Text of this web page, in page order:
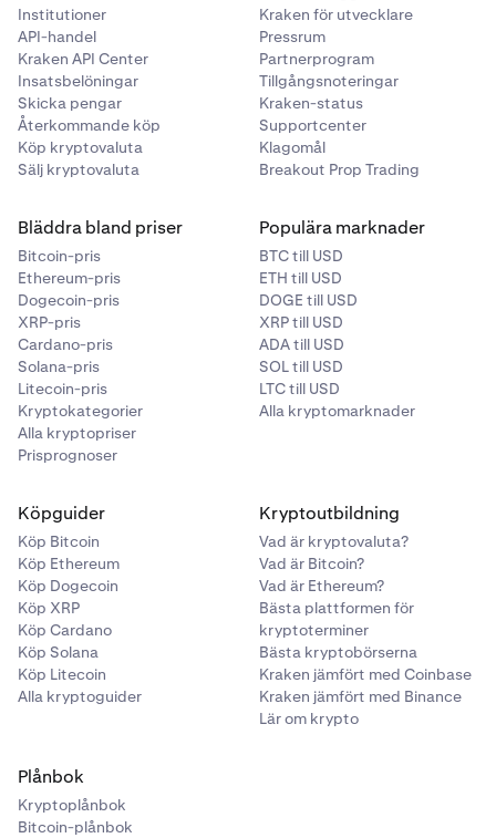
•
Handlare B debiteras en maker-avgift på 0,003 BTC
(0,015 %)
• Båda beloppen överförs omedelbart vid matchning
= 1 / Trade Price * (Fee %) * Quantity = 1 / 50,000 USD/BTC *
0.04% * 100,000 USD = 0.0008 BTC
0.015% * 100,000 USD = 0.0003 BTC
= (Fee %) * Notional Order Value = 0.04% * 2 BTC = 0.0008 BTC
= (Fee %) * Notional Order Value = 0.015% * 2 BTC = 0.0003 BTC
Institutioner
API-handel
Kraken API Center
Insatsbelöningar
Skicka pengar
Återkommande köp
Köp kryptovaluta
Sälj kryptovaluta
Kraken för utvecklare
Pressrum
Partnerprogram
Tillgångsnoteringar
Kraken-status
Supportcenter
Klagomål
Breakout Prop Trading
Bläddra bland priser
Bitcoin-pris
Ethereum-pris
Dogecoin-pris
XRP-pris
Cardano-pris
Solana-pris
Litecoin-pris
Kryptokategorier
Alla kryptopriser
Prisprognoser
Populära marknader
BTC till USD
ETH till USD
DOGE till USD
XRP till USD
ADA till USD
SOL till USD
LTC till USD
Alla kryptomarknader
Köpguider
Köp Bitcoin
Köp Ethereum
Köp Dogecoin
Köp XRP
Köp Cardano
Köp Solana
Köp Litecoin
Alla kryptoguider
Kryptoutbildning
Vad är kryptovaluta?
Vad är Bitcoin?
Vad är Ethereum?
Bästa plattformen för
kryptoterminer
Bästa kryptobörserna
Kraken jämfört med Coinbase
Kraken jämfört med Binance
Lär om krypto
Plånbok
Kryptoplånbok
Bitcoin-plånbok